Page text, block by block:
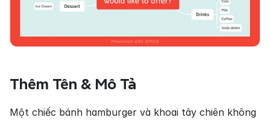
Thêm Tên & Mô Tả
Một chiếc bánh hamburger và khoai tây chiên không